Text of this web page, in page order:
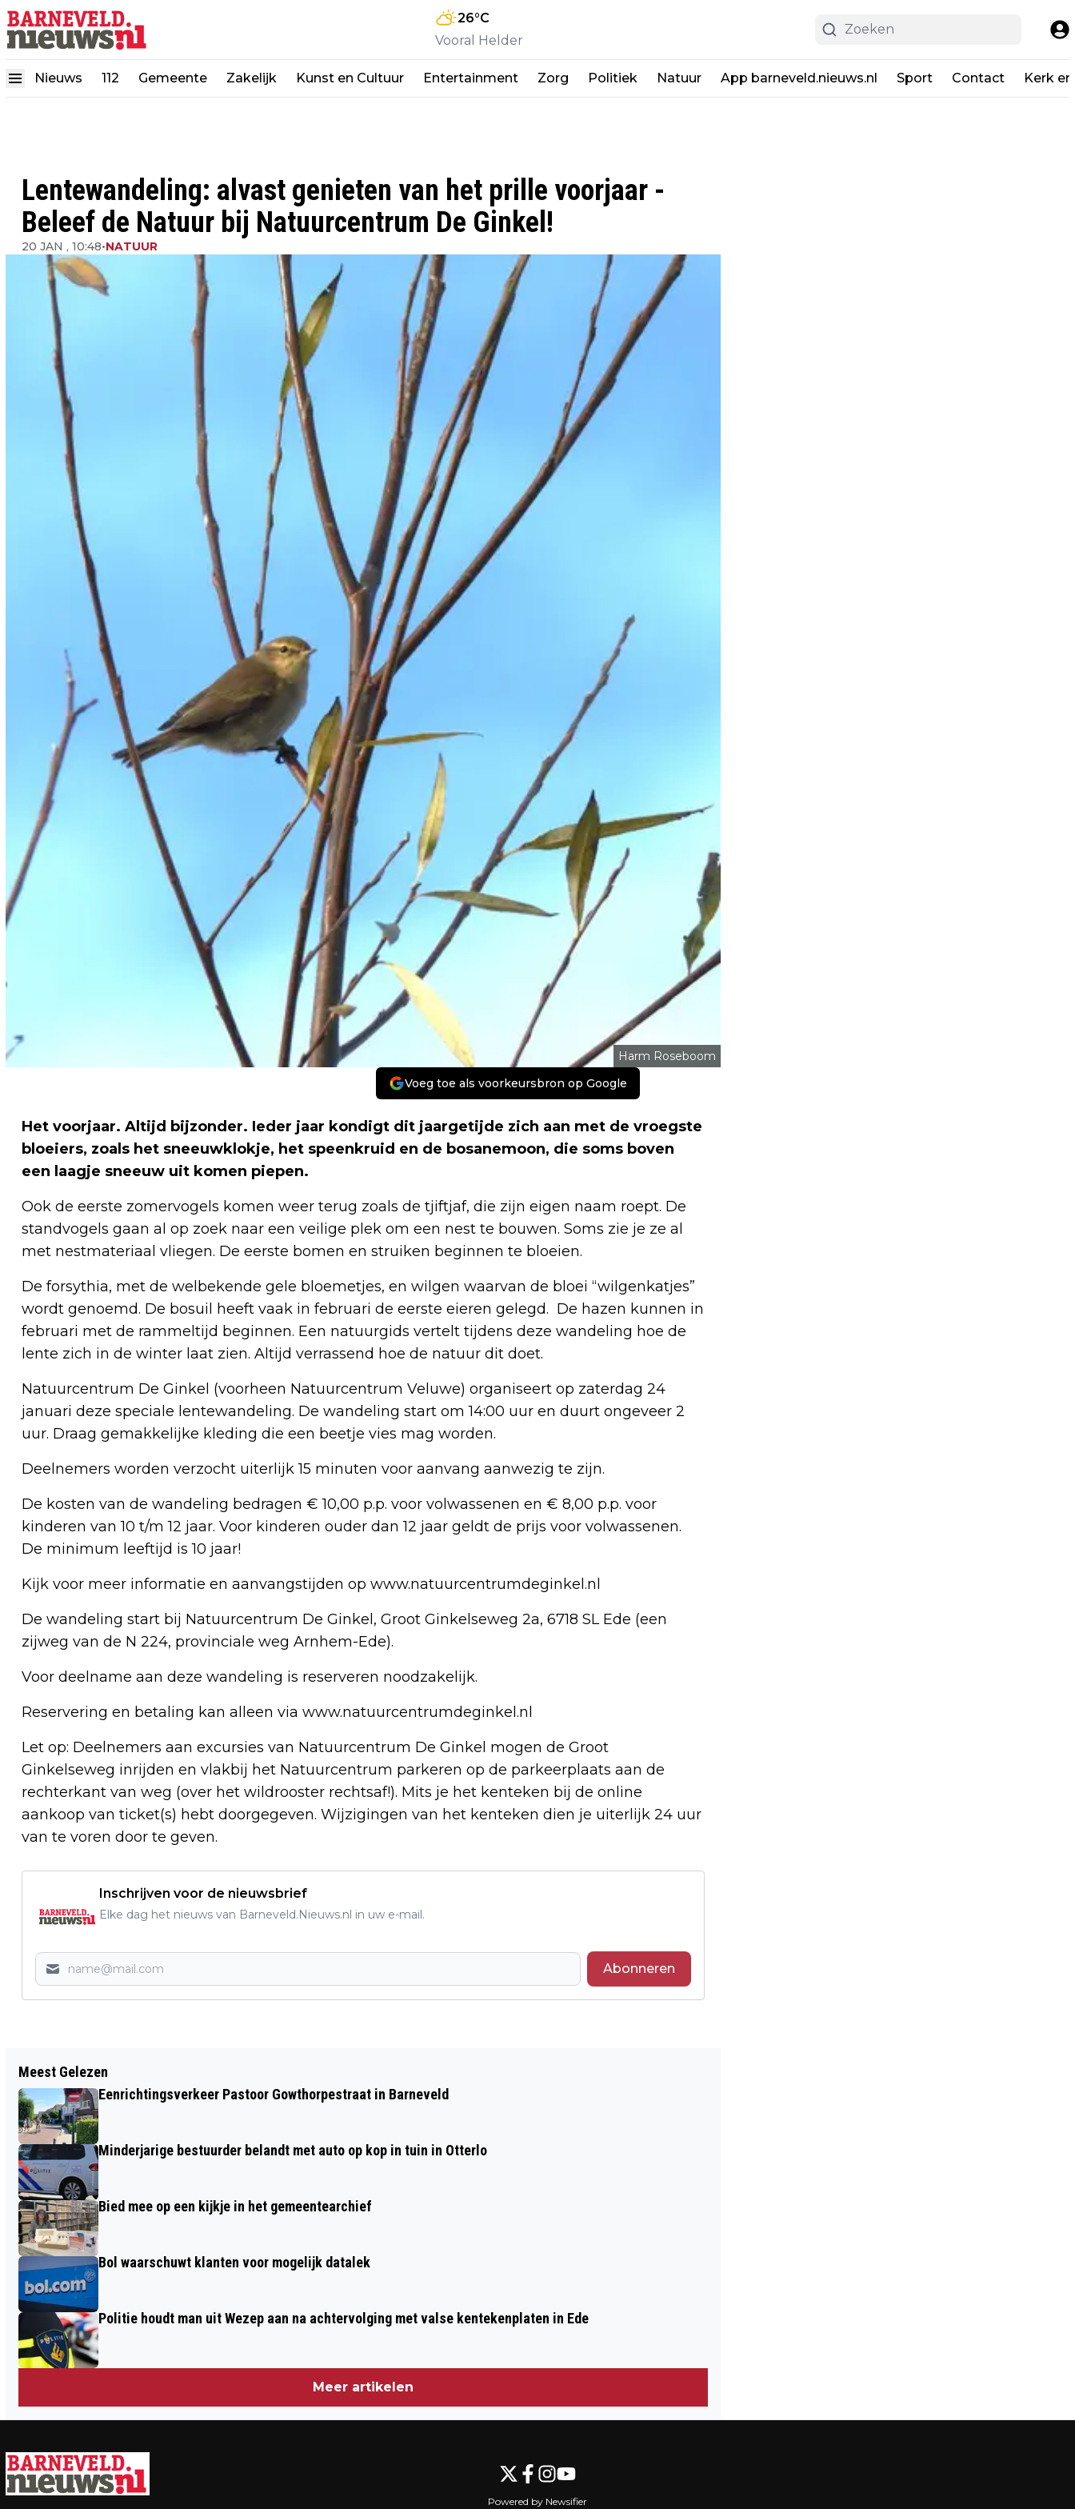
26°C
Vooral Helder
Nieuws 112 Gemeente Zakelijk Kunst en Cultuur Entertainment Zorg Politiek Natuur App barneveld.nieuws.nl Sport Contact Kerk
Lentewandeling: alvast genieten van het prille voorjaar -
Beleef de Natuur bij Natuurcentrum De Ginkel!
20 JAN , 10:48•NATUUR
Harm Roseboom
Voeg toe als voorkeursbron op Google
Het voorjaar. Altijd bijzonder. Ieder jaar kondigt dit jaargetijde zich aan met de vroegste
bloeiers, zoals het sneeuwklokje, het speenkruid en de bosanemoon, die soms boven
een laagje sneeuw uit komen piepen.
Ook de eerste zomervogels komen weer terug zoals de tjiftjaf, die zijn eigen naam roept. De
standvogels gaan al op zoek naar een veilige plek om een nest te bouwen. Soms zie je ze al
met nestmateriaal vliegen. De eerste bomen en struiken beginnen te bloeien.
De forsythia, met de welbekende gele bloemetjes, en wilgen waarvan de bloei “wilgenkatjes”
wordt genoemd. De bosuil heeft vaak in februari de eerste eieren gelegd. De hazen kunnen in
februari met de rammeltijd beginnen. Een natuurgids vertelt tijdens deze wandeling hoe de
lente zich in de winter laat zien. Altijd verrassend hoe de natuur dit doet.
Natuurcentrum De Ginkel (voorheen Natuurcentrum Veluwe) organiseert op zaterdag 24
januari deze speciale lentewandeling. De wandeling start om 14:00 uur en duurt ongeveer 2
uur. Draag gemakkelijke kleding die een beetje vies mag worden.
Deelnemers worden verzocht uiterlijk 15 minuten voor aanvang aanwezig te zijn.
De kosten van de wandeling bedragen € 10,00 p.p. voor volwassenen en € 8,00 p.p. voor
kinderen van 10 t/m 12 jaar. Voor kinderen ouder dan 12 jaar geldt de prijs voor volwassenen.
De minimum leeftijd is 10 jaar!
Kijk voor meer informatie en aanvangstijden op www.natuurcentrumdeginkel.nl
De wandeling start bij Natuurcentrum De Ginkel, Groot Ginkelseweg 2a, 6718 SL Ede (een
zijweg van de N 224, provinciale weg Arnhem-Ede).
Voor deelname aan deze wandeling is reserveren noodzakelijk.
Reservering en betaling kan alleen via www.natuurcentrumdeginkel.nl
Let op: Deelnemers aan excursies van Natuurcentrum De Ginkel mogen de Groot
Ginkelseweg inrijden en vlakbij het Natuurcentrum parkeren op de parkeerplaats aan de
rechterkant van weg (over het wildrooster rechtsaf!). Mits je het kenteken bij de online
aankoop van ticket(s) hebt doorgegeven. Wijzigingen van het kenteken dien je uiterlijk 24 uur
van te voren door te geven.
Inschrijven voor de nieuwsbrief
Elke dag het nieuws van Barneveld.Nieuws.nl in uw e-mail.
Abonneren
EENZIJDIG ONGEVAL MET AUTO NA
DRUGSGEBRUIK BESTUURSTER - AUTO
BOTST TEGEN LANTAARNPAAL IN
ERMELO
GELDERLAND
Meest Gelezen
Eenrichtingsverkeer Pastoor Gowthorpestraat in Barneveld
Minderjarige bestuurder belandt met auto op kop in tuin in Otterlo
Bied mee op een kijkje in het gemeentearchief
Bol waarschuwt klanten voor mogelijk datalek
Politie houdt man uit Wezep aan na achtervolging met valse kentekenplaten in Ede
Meer artikelen
Powered by Newsifier